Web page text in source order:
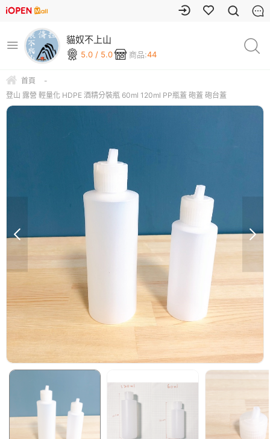
貓奴不上山
5.0 / 5.0 商品:44
首頁
-
登山 露營 輕量化 HDPE 酒精分裝瓶 60ml 120ml PP瓶蓋 砲蓋 砲台蓋